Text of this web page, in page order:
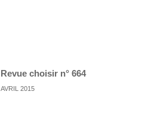
Revue choisir n° 664
AVRIL 2015